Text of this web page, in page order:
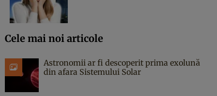
Cele mai noi articole
Astronomii ar fi descoperit prima exolună
din afara Sistemului Solar